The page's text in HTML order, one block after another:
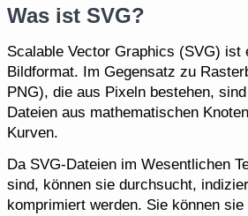
Was ist SVG?
Scalable Vector Graphics (SVG) ist
Bildformat. Im Gegensatz zu
PNG), die aus Pixeln bestehen,
Dateien aus mathematischen
Kurven.
Da SVG-Dateien im Wesentlichen
sind, können sie durchsucht,
komprimiert werden. Sie können